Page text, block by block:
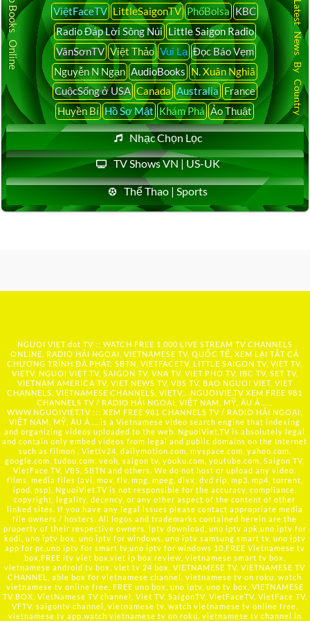
ViệtFaceTV LittleSaigonTV PhốBolsa KBC
Radio Đáp Lời Sông Núi Little Saigon Radio
VânSơnTV Việt Thảo Vui Lạ Đọc Báo Vẹm
Nguyễn N Ngạn AudioBooks N. Xuân Nghiã
CuộcSống ở USA Canada Australia France
Huyền Bí Hồ Sơ Mật Khám Phá Ảo Thuật
Nhạc Chọn Lọc
TV Shows VN | US-UK
Thể Thao | Sports
Audio Books Online Latest News By Country
NGUOI VIET dot TV :: WATCH FREE 1,000 LIVE STREAM TV CHANNELS
ONLINE, RADIO HẢI NGOẠI, VIETNAMESE TV, QUỐC TẾ, XEM LẠI TẤT CẢ
CHƯƠNG TRÌNH ĐÃ PHÁT: SBTN, VIETFACETV, LITTLE SAIGON TV, VIET TV,
VIETV, NGUOI VIET TV, SAIGON TV, VNA TV, VIET PHO TV, IBC TV, SET TV,
VIETNAM AMERICA TV, VIET NEWS TV, VBS TV, BAO NGUOI VIET, VIET
CHANNELS, VIETNAMESE CHANNELS, VIETV,... NGUOIVIE.TV XEM FREE 981
CHANNELS TV / RADIO HẢI NGOẠI, VIỆT NAM, MỸ, ÂU Á …..
WWW.NGUOIVIET.TV ::: XEM FREE 981 CHANNELS TV / RADIO HẢI NGOẠI,
VIỆT NAM, MỸ, ÂU Á ….is a Vietnamese video search engine that indexing
and organizing videos uploaded to the web. NguoiViet.TV is absolutely legal
and contain only embed videos from legal and public domains on the Internet
such as filmon , Viettv24, dailymotion.com, myspace.com, yahoo.com,
google.com, tudou.com, veoh, saigon tv, youku.com, youtube.com, Saigon TV,
VietFace TV, VBS, SBTN and others. We do not host or upload any video,
films, media files (avi, mov, flv, mpg, mpeg, divx, dvd rip, mp3, mp4, torrent,
ipod, psp), NguoiViet.TV is not responsible for the accuracy, compliance,
copyright, legality, decency, or any other aspect of the content of other
linked sites. If you have any legal issues please contact appropriate media
file owners / hosters. All logos and trademarks contained herein are the
property of their respective owners. iptv download, uno iptv apk,uno iptv for
kodi, uno iptv box, uno iptv for windows, uno iptv samsung smart tv, uno iptv
app for pc,uno iptv for smart tv,uno iptv for windows 10,FREE Vietnamese tv
box,FREE itv viet box,viet ip box review, vietnamese smart tv box,
vietnamese android tv box, viet tv 24 box, VIETNAMESE TV, VIETNAMESE TV
CHANNEL, able box for vietnamese channel, vietnamese tv on roku, watch
vietnamese tv online free, FREE uno box, uno iptv, uno tv box, VIETNAMESE
TV BOX, VietNamese TV channel, Viet TV, SaigonTV, VietFaceTV, VietFace TV,
VFTV, saigontv channel, vietnamese tv, watch vietnamese tv online free,
vietnamese tv app,watch vietnamese tv on roku, vietnamese tv channel in